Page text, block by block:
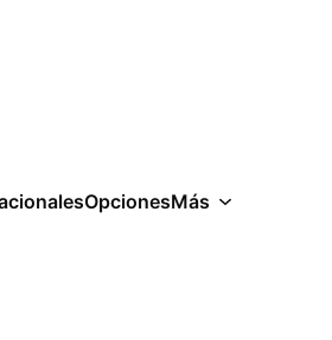
OpcionesMás